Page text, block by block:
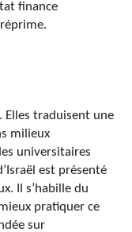
finance
Elles traduisent une
milieux
universitaires
est présenté
Il s’habille du
pratiquer ce
sur